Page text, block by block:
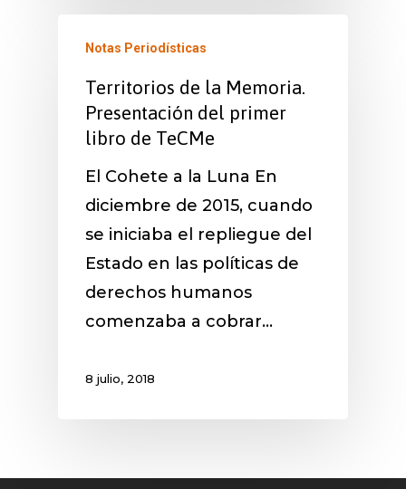
Notas Periodísticas
Territorios de la Memoria.
Presentación del primer
libro de TeCMe
El Cohete a la Luna En
diciembre de 2015, cuando
se iniciaba el repliegue del
Estado en las políticas de
derechos humanos
comenzaba a cobrar…
8 julio, 2018